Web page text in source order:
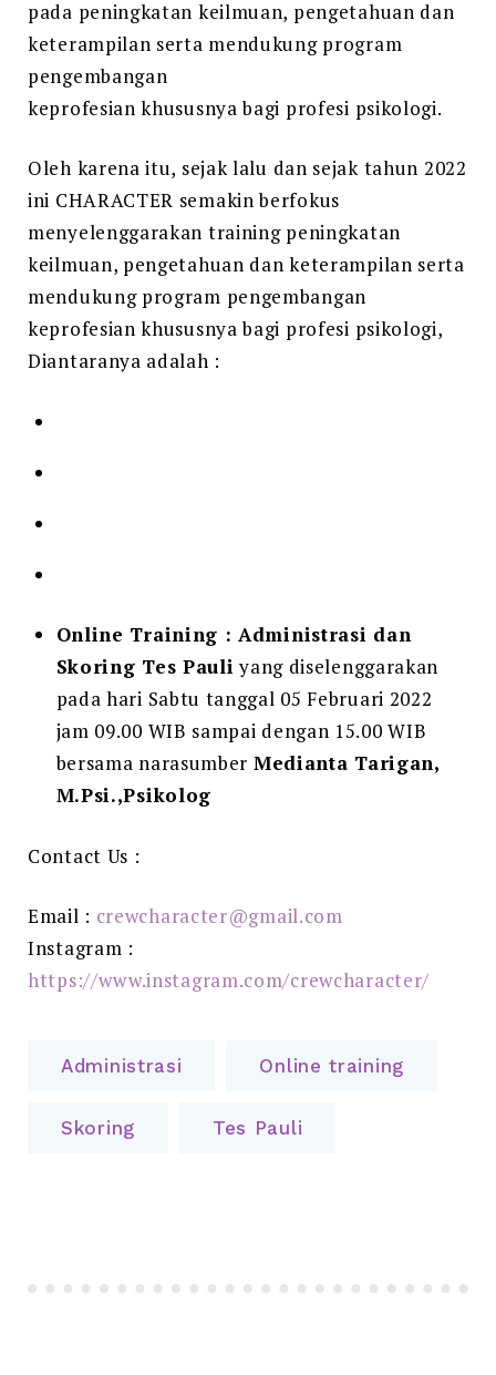
pada peningkatan keilmuan, pengetahuan dan
keterampilan serta mendukung program
pengembangan
keprofesian khususnya bagi profesi psikologi.
Oleh karena itu, sejak lalu dan sejak tahun 2022
ini CHARACTER semakin berfokus
menyelenggarakan training peningkatan
keilmuan, pengetahuan dan keterampilan serta
mendukung program pengembangan
keprofesian khususnya bagi profesi psikologi,
Diantaranya adalah :
Online Training : Administrasi dan
Skoring Tes Pauli yang diselenggarakan
pada hari Sabtu tanggal 05 Februari 2022
jam 09.00 WIB sampai dengan 15.00 WIB
bersama narasumber Medianta Tarigan,
M.Psi.,Psikolog
Contact Us :
Email : crewcharacter@gmail.com
Instagram :
https://www.instagram.com/crewcharacter/
Administrasi Online training
Skoring Tes Pauli